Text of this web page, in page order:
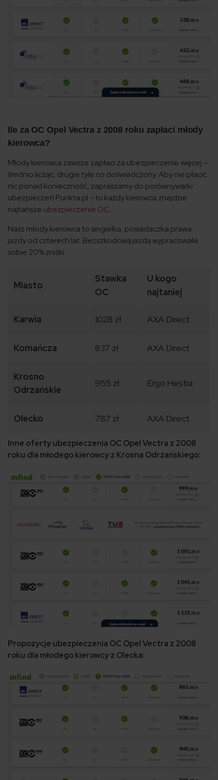
Ile za OC Opel Vectra z 2008 roku zapłaci młody
kierowca?
Młody kierowca zawsze zapłaci za ubezpieczenie więcej –
średnio licząc, drugie tyle co doświadczony. Aby nie płacić
nic ponad konieczność, zapraszamy do porównywarki
ubezpieczeń Punkta.pl – tu każdy kierowca znajdzie
najtańsze ubezpieczenie OC.
Nasz młody kierowca to singielka, posiadaczka prawa
jazdy od czterech lat. Bezszkodową jazdą wypracowała
sobie 20% zniżki.
Miasto
Stawka
OC
U kogo
najtaniej
Karwia 1028 zł AXA Direct
Komańcza 837 zł AXA Direct
Krosno
Odrzańskie
955 zł Ergo Hestia
Olecko 787 zł AXA Direct
Inne oferty ubezpieczenia OC Opel Vectra z 2008
roku dla młodego kierowcy z Krosna Odrzańskiego:
Propozycje ubezpieczenia OC Opel Vectra z 2008
roku dla młodego kierowcy z Olecka: